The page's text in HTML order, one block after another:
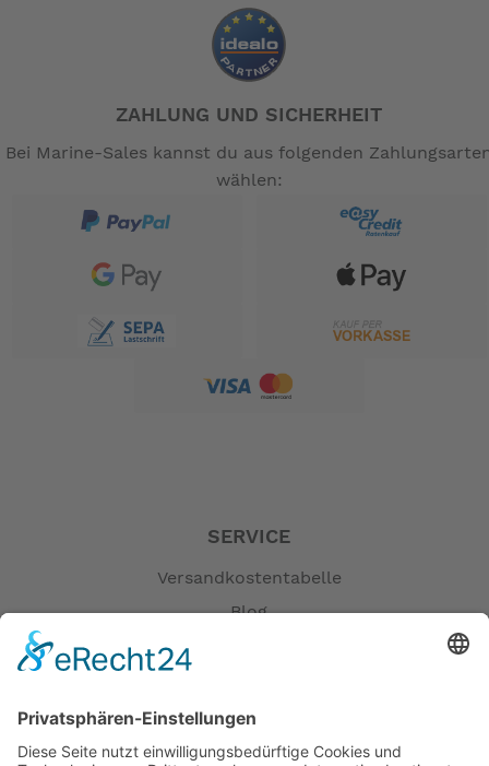
Standard bei vielen Wasser- und Schifffahrtsämtern. Die
Weste ist auch bei leichter Bekleidung ideal für den
Schwimmkörper der Alpha 275 3D so geschnitten, dass
dreieckige Luftkissen bilden, die von der Brustmitte des
Sie strecken sich in die Höhe - in die „dritte Dimension“,
Baumusterprüfung nach DIN EN ISO 12402-2
-- Auf Produktfotos angezeigte Dekorationsartikel
ZAHLUNG UND SICHERHEIT
Bei Marine-Sales kannst du aus folgenden
wählen:
SERVICE
Versandkostentabelle
Blog
Erklärung zur Barrierefreiheit
AGB
Öffnungszeiten